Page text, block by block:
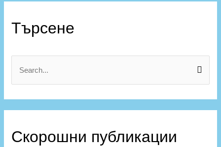
Търсене
e
a
c
Скорошни публикации
а
и